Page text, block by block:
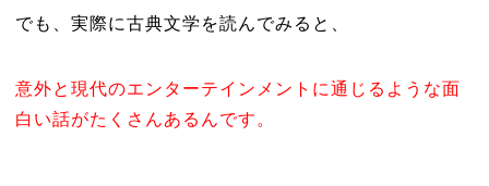
でも、実際に古典文学を読んでみると、
意外と現代のエンターテインメントに通じるような面
白い話がたくさんあるんです。